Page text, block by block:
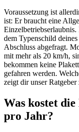
Voraussetzung ist
ist: Er braucht eine
dem Typenschild
Abschluss abgefragt.
mit mehr als 20 km/h,
bekommen keine
gefahren werden.
zeigt dir unser Ratgeber
Was kostet
pro Jahr?